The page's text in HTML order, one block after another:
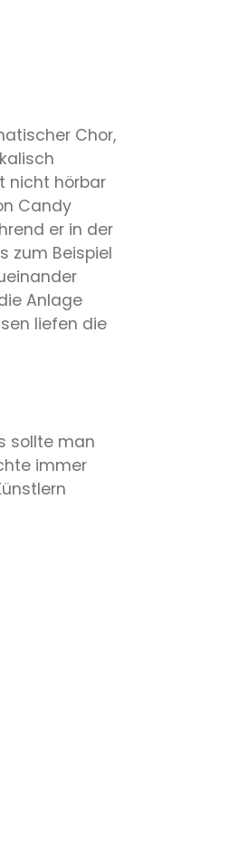
Chor,
nicht hörbar
Candy
er in der
zum Beispiel
Anlage
liefen die
sollte man
immer